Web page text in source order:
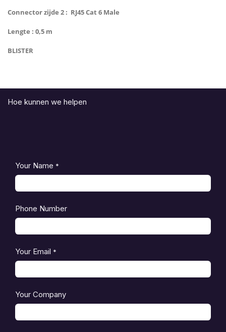
Connector zijde 2 : RJ45 Cat 6 Male
Lengte : 0,5 m
BLISTER
Hoe kunnen we helpen
Your Name *
Phone Number
Your Email *
Your Company